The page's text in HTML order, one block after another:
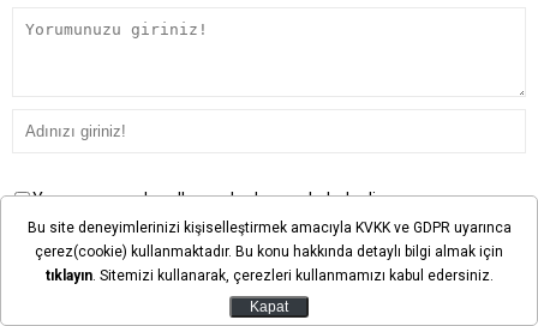
Yorum yazma kurallarını okudum ve kabul ediyorum.
Avatar Seç
Bu site deneyimlerinizi kişiselleştirmek amacıyla KVKK ve GDPR uyarınca
çerez(cookie) kullanmaktadır. Bu konu hakkında detaylı bilgi almak için
tıklayın. Sitemizi kullanarak, çerezleri kullanmamızı kabul edersiniz.
Kapat